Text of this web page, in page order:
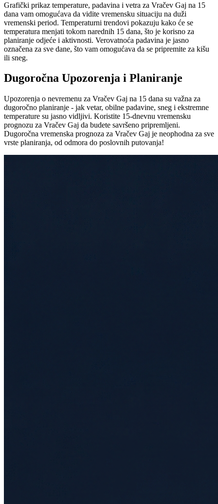
Grafički prikaz temperature, padavina i vetra za Vračev Gaj na 15
dana vam omogućava da vidite vremensku situaciju na duži
vremenski period. Temperaturni trendovi pokazuju kako će se
temperatura menjati tokom narednih 15 dana, što je korisno za
planiranje odjeće i aktivnosti. Verovatnoća padavina je jasno
označena za sve dane, što vam omogućava da se pripremite za kišu
ili sneg.
Dugoročna Upozorenja i Planiranje
Upozorenja o nevremenu za Vračev Gaj na 15 dana su važna za
dugoročno planiranje - jak vetar, obilne padavine, sneg i ekstremne
temperature su jasno vidljivi. Koristite 15-dnevnu vremensku
prognozu za Vračev Gaj da budete savršeno pripremljeni.
Dugoročna vremenska prognoza za Vračev Gaj je neophodna za sve
vrste planiranja, od odmora do poslovnih putovanja!